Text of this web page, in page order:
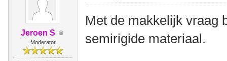
Jeroen S
Moderator
Met de makkelijk vraag
semirigide materiaal.